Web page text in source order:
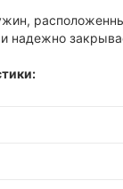
надежно